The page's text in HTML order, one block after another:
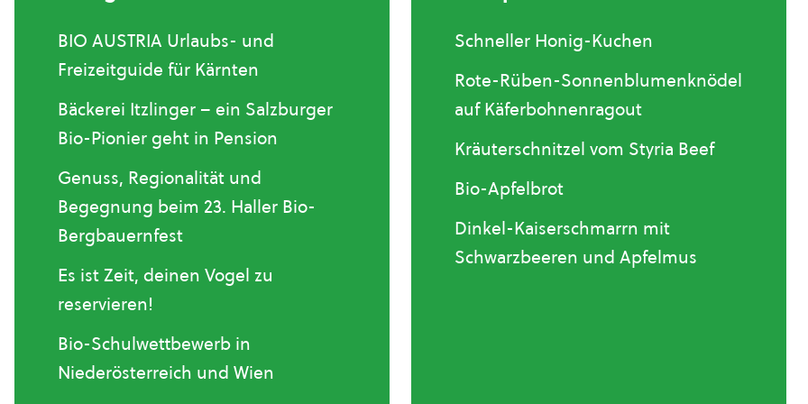
BIO AUSTRIA Urlaubs- und
Freizeitguide für Kärnten
Bäckerei Itzlinger – ein Salzburger
Bio-Pionier geht in Pension
Genuss, Regionalität und
Begegnung beim 23. Haller Bio-
Bergbauernfest
Es ist Zeit, deinen Vogel zu
reservieren!
Bio-Schulwettbewerb in
Niederösterreich und Wien
Schneller Honig-Kuchen
Rote-Rüben-Sonnenblumenknödel
auf Käferbohnenragout
Kräuterschnitzel vom Styria Beef
Bio-Apfelbrot
Dinkel-Kaiserschmarrn mit
Schwarzbeeren und Apfelmus